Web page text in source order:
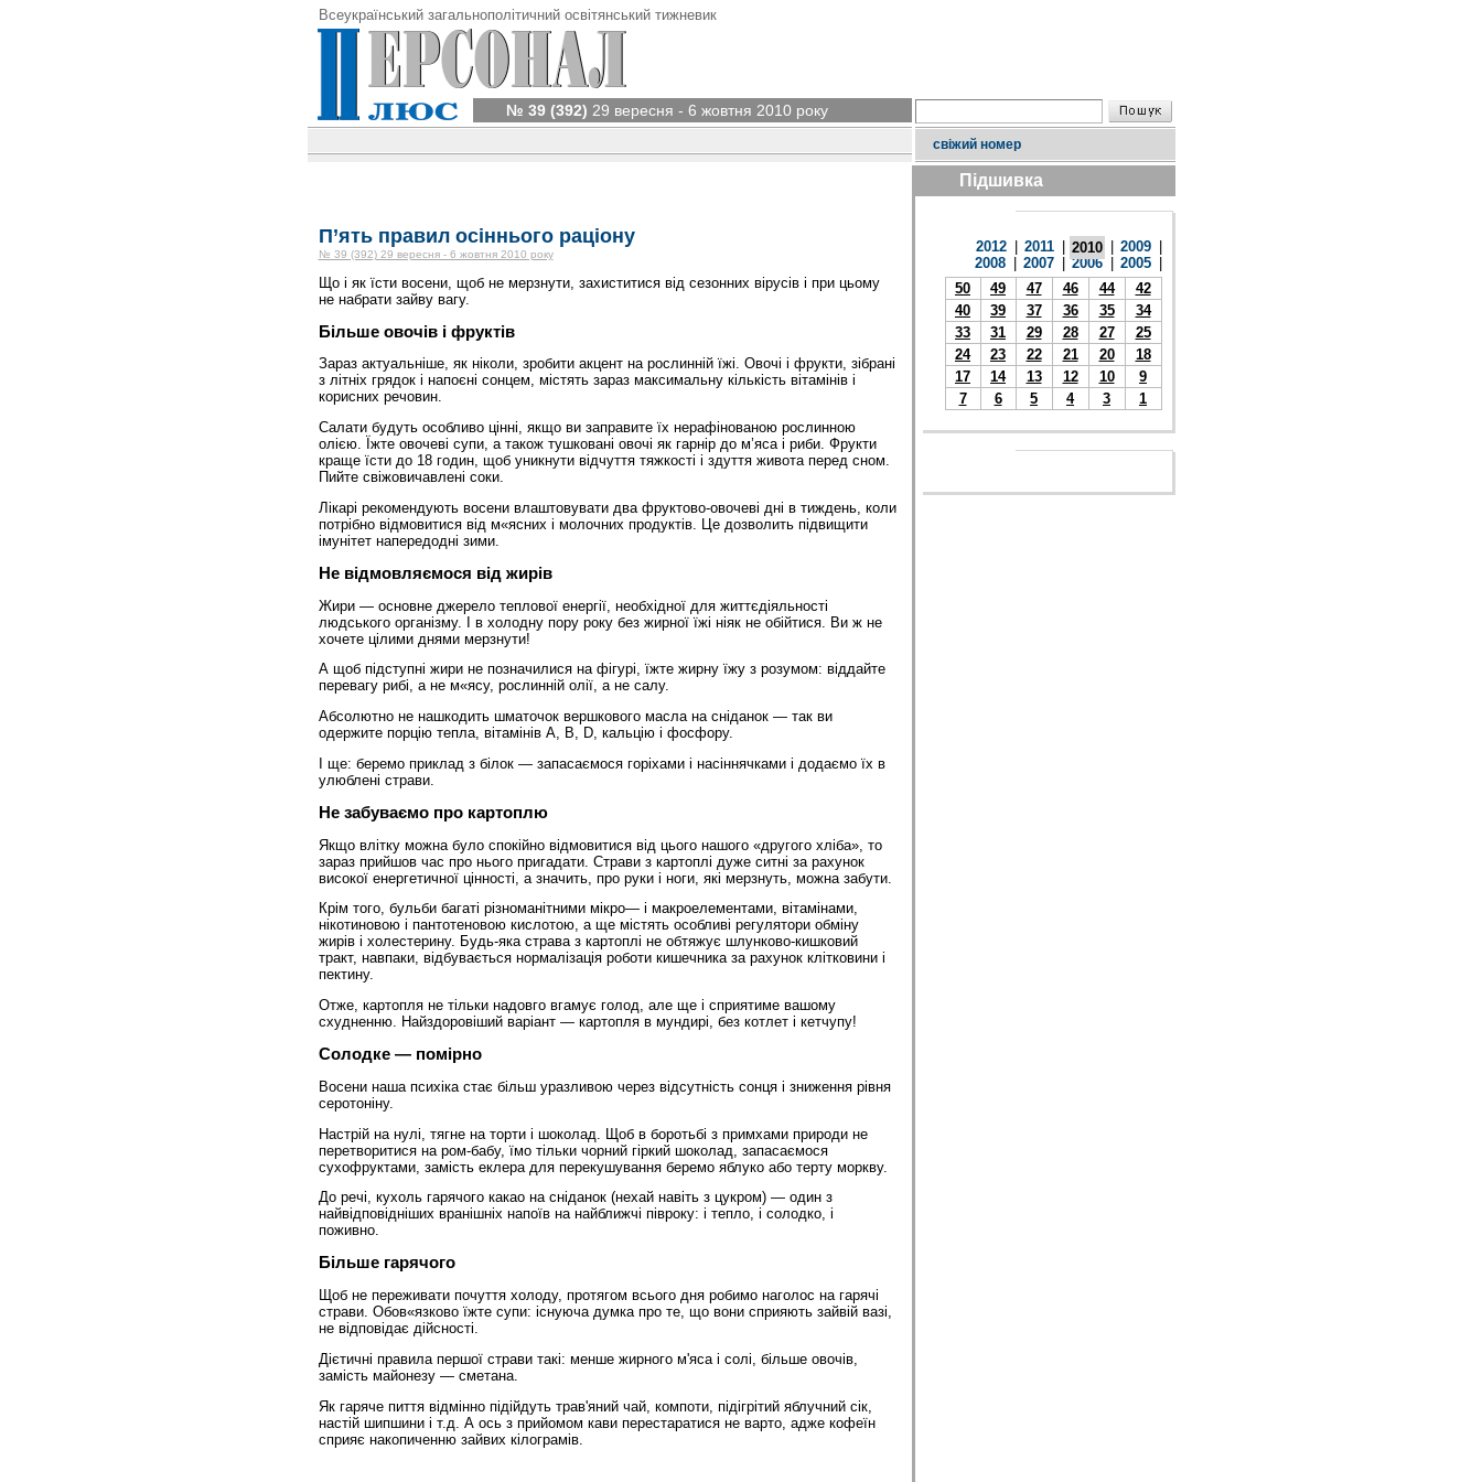
Всеукраїнський загальнополітичний освітянський тижневик
№ 39 (392) 29 вересня - 6 жовтня 2010 року
свіжий номер
П’ять правил осіннього раціону
№ 39 (392) 29 вересня - 6 жовтня 2010 року
Що і як їсти восени, щоб не мерзнути, захиститися від сезонних вірусів і при цьому
не набрати зайву вагу.
Більше овочів і фруктів
Зараз актуальніше, як ніколи, зробити акцент на рослинній їжі. Овочі і фрукти, зібрані
з літніх грядок і напоєні сонцем, містять зараз максимальну кількість вітамінів і
корисних речовин.
Салати будуть особливо цінні, якщо ви заправите їх нерафінованою рослинною
олією. Їжте овочеві супи, а також тушковані овочі як гарнір до м’яса і риби. Фрукти
краще їсти до 18 годин, щоб уникнути відчуття тяжкості і здуття живота перед сном.
Пийте свіжовичавлені соки.
Лікарі рекомендують восени влаштовувати два фруктово-овочеві дні в тиждень, коли
потрібно відмовитися від м«ясних і молочних продуктів. Це дозволить підвищити
імунітет напередодні зими.
Не відмовляємося від жирів
Жири — основне джерело теплової енергії, необхідної для життєдіяльності
людського організму. І в холодну пору року без жирної їжі ніяк не обійтися. Ви ж не
хочете цілими днями мерзнути!
А щоб підступні жири не позначилися на фігурі, їжте жирну їжу з розумом: віддайте
перевагу рибі, а не м«ясу, рослинній олії, а не салу.
Абсолютно не нашкодить шматочок вершкового масла на сніданок — так ви
одержите порцію тепла, вітамінів A, В, D, кальцію і фосфору.
І ще: беремо приклад з білок — запасаємося горіхами і насіннячками і додаємо їх в
улюблені страви.
Не забуваємо про картоплю
Якщо влітку можна було спокійно відмовитися від цього нашого «другого хліба», то
зараз прийшов час про нього пригадати. Страви з картоплі дуже ситні за рахунок
високої енергетичної цінності, а значить, про руки і ноги, які мерзнуть, можна забути.
Крім того, бульби багаті різноманітними мікро— і макроелементами, вітамінами,
нікотиновою і пантотеновою кислотою, а ще містять особливі регулятори обміну
жирів і холестерину. Будь-яка страва з картоплі не обтяжує шлунково-кишковий
тракт, навпаки, відбувається нормалізація роботи кишечника за рахунок клітковини і
пектину.
Отже, картопля не тільки надовго вгамує голод, але ще і сприятиме вашому
схудненню. Найздоровіший варіант — картопля в мундирі, без котлет і кетчупу!
Солодке — помірно
Восени наша психіка стає більш уразливою через відсутність сонця і зниження рівня
серотоніну.
Настрій на нулі, тягне на торти і шоколад. Щоб в боротьбі з примхами природи не
перетворитися на ром-бабу, їмо тільки чорний гіркий шоколад, запасаємося
сухофруктами, замість еклера для перекушування беремо яблуко або терту моркву.
До речі, кухоль гарячого какао на сніданок (нехай навіть з цукром) — один з
найвідповідніших вранішніх напоїв на найближчі півроку: і тепло, і солодко, і
поживно.
Більше гарячого
Щоб не переживати почуття холоду, протягом всього дня робимо наголос на гарячі
страви. Обов«язково їжте супи: існуюча думка про те, що вони сприяють зайвій вазі,
не відповідає дійсності.
Дієтичні правила першої страви такі: менше жирного м'яса і солі, більше овочів,
замість майонезу — сметана.
Як гаряче пиття відмінно підійдуть трав'яний чай, компоти, підігрітий яблучний сік,
настій шипшини і т.д. А ось з прийомом кави перестаратися не варто, адже кофеїн
сприяє накопиченню зайвих кілограмів.
Підшивка
2012 2011 2010 2009
2008
2007 2006 2005
50
49 47 46 44
42
40
39 37 36 35
34
33
31 29 28 27
25
24
23 22 21 20
18
17
14 13 12 10
9
7
6 5 4 3 1